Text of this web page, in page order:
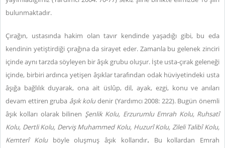
bulunmaktadır.
Çırağın, ustasında hakim olan tavır kendinde yaşadığı gibi, bu eda
kendinin yetiştirdiği çırağına da sirayet eder. Zamanla bu gelenek zinciri
içinde aynı tarzda söyleyen bir âşık grubu oluşur. İşte usta-çırak geleneği
içinde, birbiri ardınca yetişen âşıklar tarafından odak hüviyetindeki usta
âşığa bağlılık duyarak, ona ait üslûp, dil, ayak, ezgi, konu ve anıları
devam ettiren gruba âşık koludenir (Yardımcı 2008: 222). Bugün önemli
âşık kolları olarak bilinen Şenlik Kolu, Erzurumlu Emrah Kolu, Ruhsatî
Kolu, Dertli Kolu, Derviş Muhammed Kolu, Huzurî Kolu, Zileli Talibî Kolu,
Kemterî Kolu böyle oluşmuş âşık kollarıdır. Bu kollardan Emrah